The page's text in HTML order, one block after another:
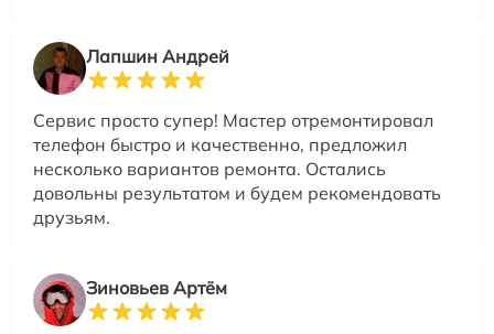
Лапшин Андрей
Сервис просто супер! Мастер отремонтировал
телефон быстро и качественно, предложил
несколько вариантов ремонта. Остались
довольны результатом и будем рекомендовать
друзьям.
Зиновьев Артём